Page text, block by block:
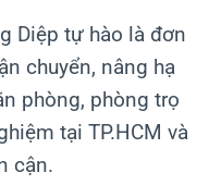
Diệp tự hào là đơn
chuyển, nâng hạ
phòng, phòng trọ
tại TP.HCM và
cận.